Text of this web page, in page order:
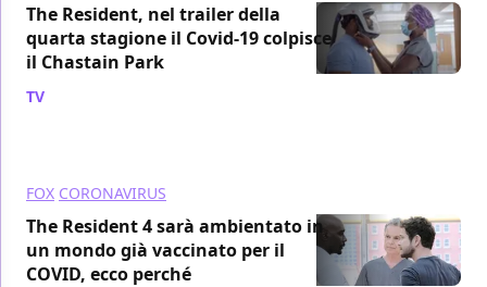
The Resident, nel trailer della
quarta stagione il Covid-19 colpisce
il Chastain Park
TV
FOX CORONAVIRUS
The Resident 4 sarà ambientato in
un mondo già vaccinato per il
COVID, ecco perché